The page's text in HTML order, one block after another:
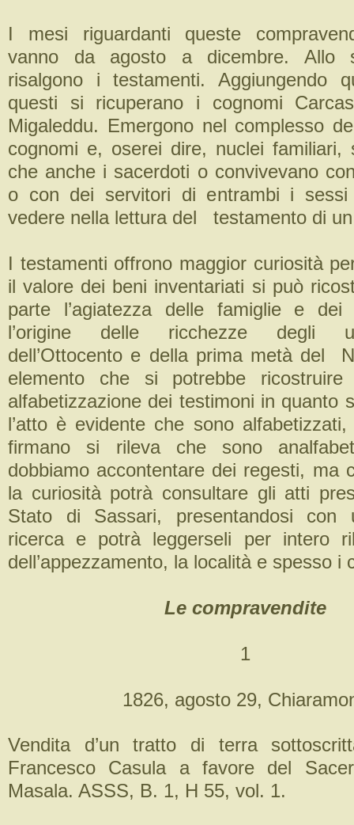
I mesi riguardanti queste
vanno da agosto a dicembre. Allo
risalgono i testamenti. Aggiungendo
questi si ricuperano i cognomi
Migaleddu. Emergono nel complesso
cognomi e, oserei dire, nuclei familiari,
che anche i sacerdoti o convivevano
o con dei servitori di entrambi i
vedere nella lettura del testamento di
I testamenti offrono maggior curiosità
il valore dei beni inventariati si può
parte l’agiatezza delle famiglie e dei
l’origine delle ricchezze degli
dell’Ottocento e della prima metà del
elemento che si potrebbe
alfabetizzazione dei testimoni in quanto
l’atto è evidente che sono
firmano si rileva che sono
dobbiamo accontentare dei regesti, ma
la curiosità potrà consultare gli atti
Stato di Sassari, presentandosi con
ricerca e potrà leggerseli per intero
dell’appezzamento, la località e spesso i
Le compravendite
1
1826, agosto 29,
Vendita d’un tratto di terra
Francesco Casula a favore del
Masala. ASSS, B. 1, H 55, vol. 1.